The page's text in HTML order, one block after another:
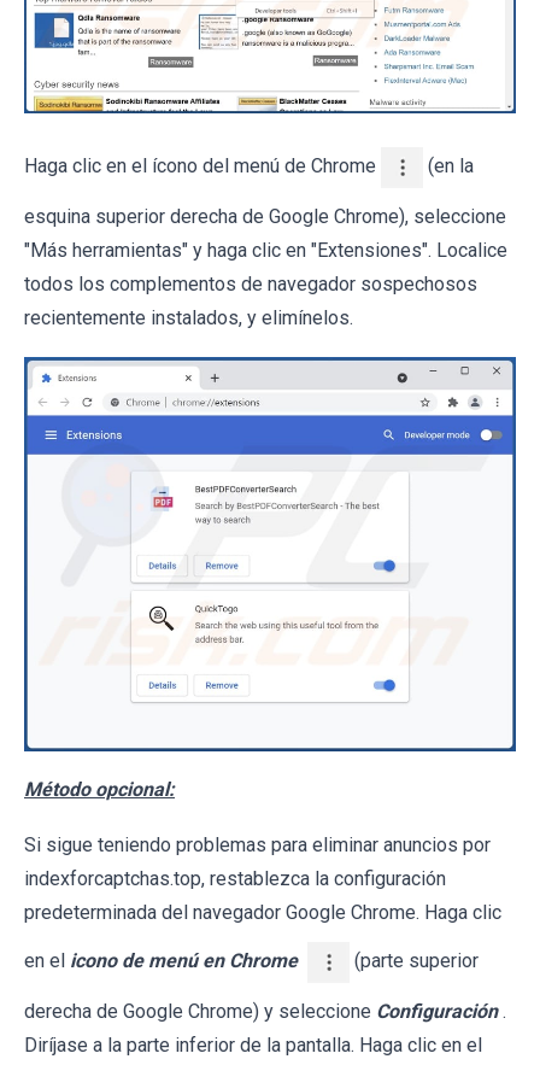
Haga clic en el ícono del menú de Chrome (en la
esquina superior derecha de Google Chrome), seleccione
"Más herramientas" y haga clic en "Extensiones". Localice
todos los complementos de navegador sospechosos
recientemente instalados, y elimínelos.
Método opcional:
Si sigue teniendo problemas para eliminar anuncios por
indexforcaptchas.top, restablezca la configuración
predeterminada del navegador Google Chrome. Haga clic
en el icono de menú en Chrome (parte superior
derecha de Google Chrome) y seleccione Configuración .
Diríjase a la parte inferior de la pantalla. Haga clic en el